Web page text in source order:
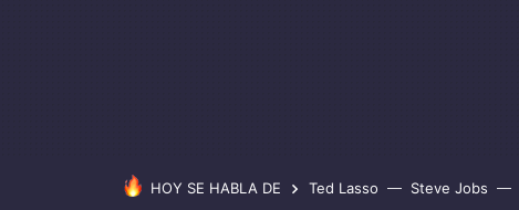
HOY SE HABLA DE Ted Lasso Steve Jobs